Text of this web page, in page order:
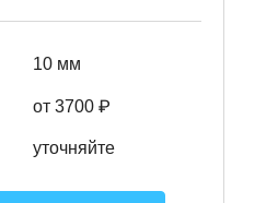
10 мм
от 3700 ₽
уточняйте